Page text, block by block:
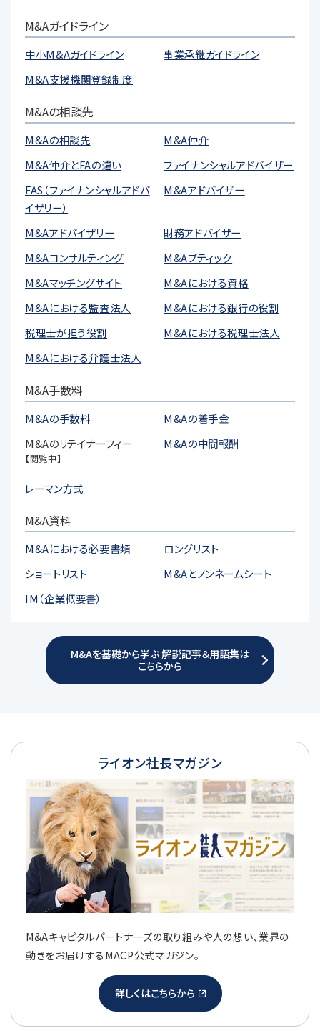
M&Aガイドライン
中小M&Aガイドライン
事業承継ガイドライン
M&A支援機関登録制度
M&Aの相談先
M&Aの相談先
M&A仲介
M&A仲介とFAの違い
ファイナンシャルアドバイザー
FAS（ファイナンシャルアドバ
イザリー）
M&Aアドバイザー
M&Aアドバイザリー
財務アドバイザー
M&Aコンサルティング
M&Aブティック
M&Aマッチングサイト
M&Aにおける資格
M&Aにおける監査法人
M&Aにおける銀行の役割
税理士が担う役割
M&Aにおける税理士法人
M&Aにおける弁護士法人
M&A手数料
M&Aの手数料
M&Aの着手金
M&Aのリテイナーフィー
【閲覧中】
M&Aの中間報酬
レーマン方式
M&A資料
M&Aにおける必要書類
ロングリスト
ショートリスト
M&Aとノンネームシート
IM（企業概要書）
M&Aを基礎から学ぶ 解説記事＆用語集は
こちらから
ライオン社長マガジン
M&Aキャピタルパートナーズの取り組みや人の想い、業界の
動きをお届けするMACP公式マガジン。
詳しくはこちらから